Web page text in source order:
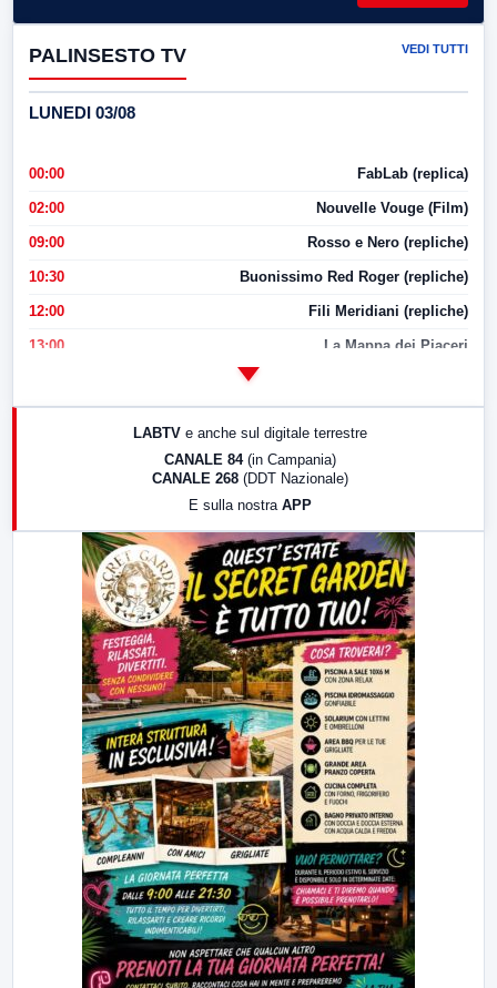
PALINSESTO TV VEDI TUTTI
LUNEDI 03/08
00:00 FabLab (replica)
02:00 Nouvelle Vouge (Film)
09:00 Rosso e Nero (repliche)
10:30 Buonissimo Red Roger (repliche)
12:00 Fili Meridiani (repliche)
13:00 La Mappa dei Piaceri
LabNews (replica)
LABTV e anche sul digitale terrestre
CANALE 84 (in Campania)
CANALE 268 (DDT Nazionale)
E sulla nostra APP